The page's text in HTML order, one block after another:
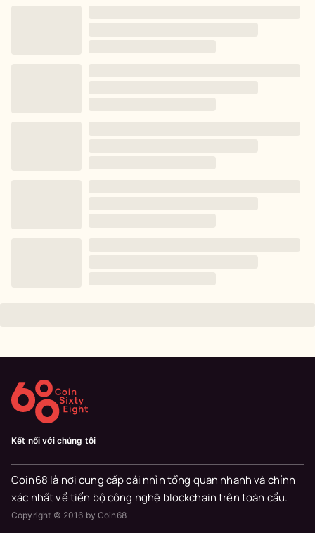
Kết nối với chúng tôi
Coin68 là nơi cung cấp cái nhìn tổng quan nhanh và chính
xác nhất về tiến bộ công nghệ blockchain trên toàn cầu.
Copyright © 2016 by Coin68